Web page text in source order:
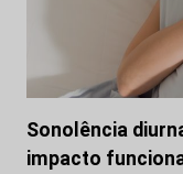
Sonolência
impacto